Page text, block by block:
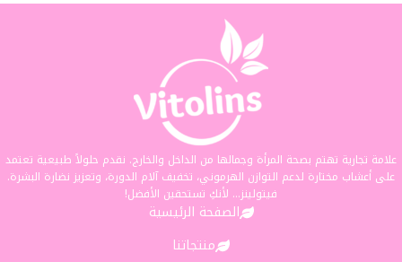
علامة تجارية تهتم بصحة المرأة وجمالها من الداخل والخارج. نقدم حلولاً طبيعية تعتمد
على أعشاب مختارة لدعم التوازن الهرموني، تخفيف آلام الدورة، وتعزيز نضارة البشرة.
فيتولينز... لأنكِ تستحقين الأفضل!
الصفحة الرئيسية
منتجاتنا